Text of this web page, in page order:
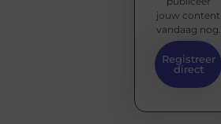
jouw content
vandaag nog.
Registreer
direct